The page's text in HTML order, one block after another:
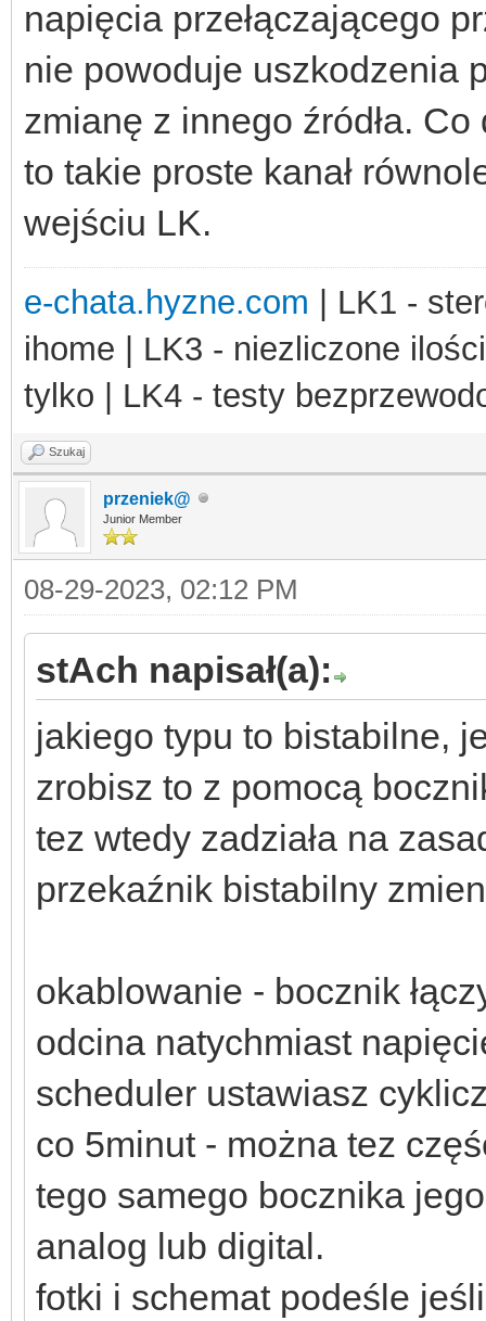
napięcia przełączającego
nie powoduje uszkodzenia
zmianę z innego źródła.
to takie proste kanał
wejściu LK.
e-chata.hyzne.com | LK1 -
ihome | LK3 - niezliczone
tylko | LK4 - testy
Szukaj
przeniek@
Junior Member
08-29-2023, 02:12 PM
stAch napisał(a):
jakiego typu to bistabilne,
zrobisz to z pomocą
tez wtedy zadziała na
przekaźnik bistabilny
okablowanie - bocznik
odcina natychmiast
scheduler ustawiasz
co 5minut - można tez
tego samego bocznika
analog lub digital.
fotki i schemat podeśle